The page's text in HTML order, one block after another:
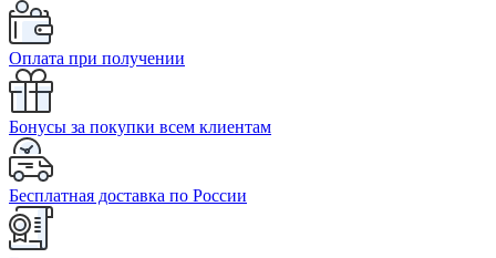
Оплата при получении
Бонусы за покупки всем клиентам
Бесплатная доставка по России